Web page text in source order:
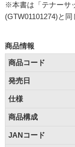
※本書は「テナーサ
(GTW01101274)と同
商品情報
商品コード
発売日
仕様
商品構成
JANコード